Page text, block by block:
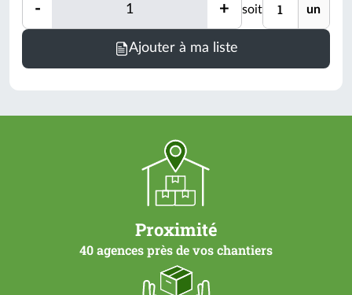
- + soit un
Ajouter à ma liste
Proximité
40 agences près de vos chantiers